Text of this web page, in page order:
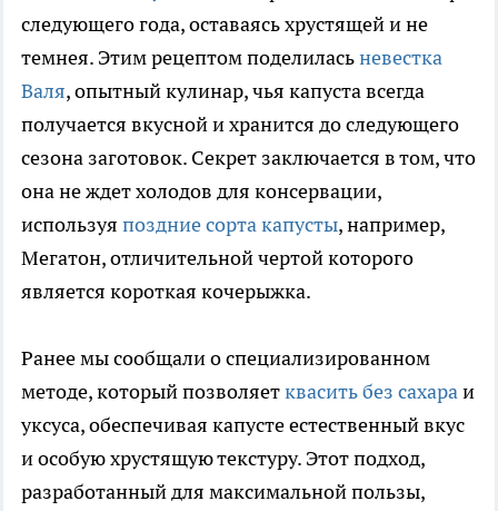
следующего года, оставаясь хрустящей и не
темнея. Этим рецептом поделиласьневестка
Валя, опытный кулинар, чья капуста всегда
получается вкусной и хранится до следующего
сезона заготовок. Секрет заключается в том, что
она не ждет холодов для консервации,
используя поздние сорта капусты, например,
Мегатон, отличительной чертой которого
является короткая кочерыжка.
Ранее мы сообщали о специализированном
методе, который позволяетквасить без сахараи
уксуса, обеспечивая капусте естественный вкус
и особую хрустящую текстуру. Этот подход,
разработанный для максимальной пользы,